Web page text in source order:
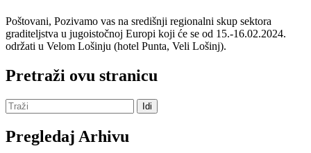
Poštovani, Pozivamo vas na središnji regionalni skup sektora
graditeljstva u jugoistočnoj Europi koji će se od 15.-16.02.2024.
održati u Velom Lošinju (hotel Punta, Veli Lošinj).
Pretraži ovu stranicu
Pregledaj Arhivu